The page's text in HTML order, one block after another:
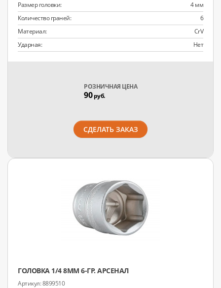
Размер головки:
4 мм
Количество граней:
6
Материал:
CrV
Ударная:
Нет
РОЗНИЧНАЯ ЦЕНА
90руб.
СДЕЛАТЬ ЗАКАЗ
ГОЛОВКА 1/4 8ММ 6-ГР. АРСЕНАЛ
8899510